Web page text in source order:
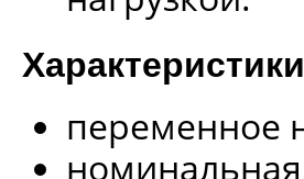
переменное
номинальная